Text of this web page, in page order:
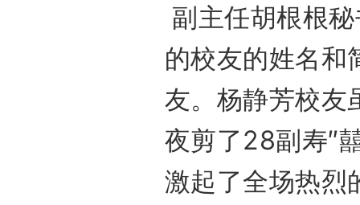
副主任胡根根
的校友的姓名和
友。杨静芳校友
夜剪了28副寿″
激起了全场热烈